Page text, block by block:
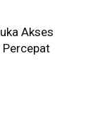
Akses
Percepat